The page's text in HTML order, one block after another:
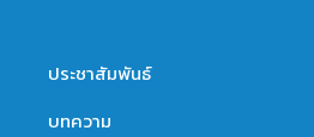
ประชาสัมพันธ์
บทความ